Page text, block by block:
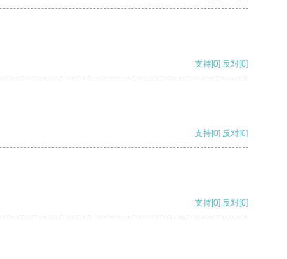
支持[0] 反对[0]
支持[0] 反对[0]
支持[0] 反对[0]